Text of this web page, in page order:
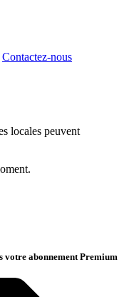
Contactez-nous
locales peuvent
votre abonnement Premium